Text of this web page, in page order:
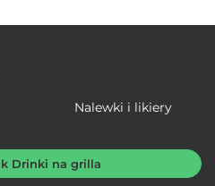
Nalewki i likiery
Drinki na grilla